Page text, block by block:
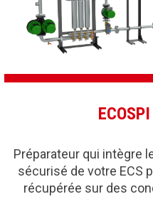
ECOSPI
Préparateur qui intègre
sécurisé de votre ECS
récupérée sur des